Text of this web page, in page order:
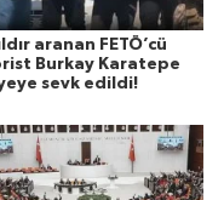
aranan FETÖ’cü
Burkay Karatepe
sevk edildi!